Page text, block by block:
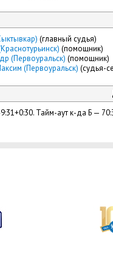
(главный судья)
(помощник)
(Первоуральск) (помощник)
(Первоуральск) (судья-
Тайм-аут к-да Б —